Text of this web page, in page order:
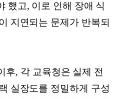
했고, 이로 인해 장애 식
지연되는 문제가 반복되
후, 각 교육청은 실제 전
실장도를 정밀하게 구성